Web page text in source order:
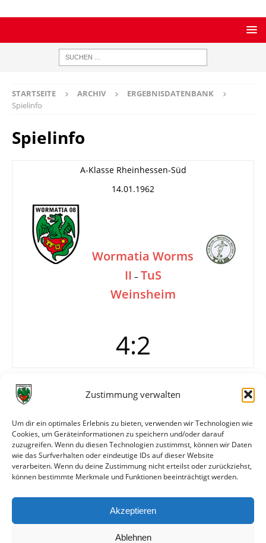
Zustimmung verwalten
Um dir ein optimales Erlebnis zu bieten, verwenden wir Technologien wie
Cookies, um Geräteinformationen zu speichern und/oder darauf
zuzugreifen. Wenn du diesen Technologien zustimmst, können wir Daten
wie das Surfverhalten oder eindeutige IDs auf dieser Website
verarbeiten. Wenn du deine Zustimmung nicht erteilst oder zurückziehst,
können bestimmte Merkmale und Funktionen beeinträchtigt werden.
Akzeptieren
Ablehnen
STARTSEITE ARCHIV
ERGEBNISDATENBANK
Spielinfo
Spielinfo
A-Klasse Rheinhessen-Süd
14.01.1962
Wormatia Worms
II – TuS
Weinsheim
4:2
0:1 Nischwitz
2:2 Theis
3:2 Kratz
4:2 Weick
Alle bisherigen Partien der beiden Mannschaften
anzeigen